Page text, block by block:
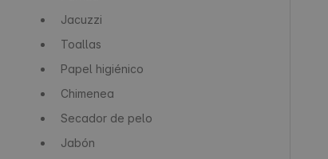
Jacuzzi
Toallas
Papel higiénico
Chimenea
Secador de pelo
Jabón